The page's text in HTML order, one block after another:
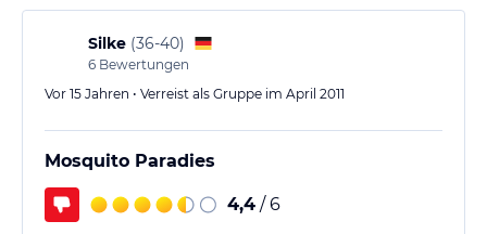
Entsprechend den gebuchten 3*** ist das Preis-
Leistungsniveau vollkommen in Ordnung gewesen.
Wir empfehlen nicht zu viel Geld zu tauschen, weil…
Silke (36-40)
6 Bewertungen
Vor 15 Jahren • Verreist als Gruppe im April 2011
Mosquito Paradies
4,4 / 6